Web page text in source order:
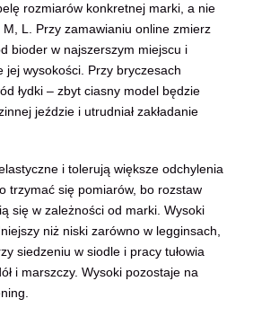
rozmiarów konkretnej marki, a nie
L. Przy zamawianiu online zmierz
bioder w najszerszym miejscu i
jej wysokości. Przy bryczesach
łydki – zbyt ciasny model będzie
jeździe i utrudniał zakładanie
i tolerują większe odchylenia
trzymać się pomiarów, bo rozstaw
się w zależności od marki. Wysoki
niż niski zarówno w legginsach,
siedzeniu w siodle i pracy tułowia
i marszczy. Wysoki pozostaje na